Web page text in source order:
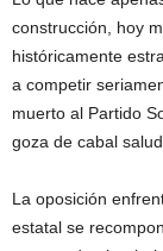
construcción, hoy
históricamente
a competir
muerto al Partido
goza de cabal salud.
La oposición
estatal se